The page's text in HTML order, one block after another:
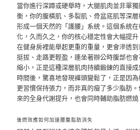
當你進行深蹲或硬舉時，大腿肌肉並非單
衡，你的腹橫肌、多裂肌、骨盆底肌等深層
形成一個天然的「護腰」系統。這個系統
化，久而久之，你的核心穩定性會大幅提
在健身房裡能舉起更重的重量，更會滲透
挺拔、走路更輕盈，連坐著辦公時腹部也
縮小，正是這種深層肌肉持續鍛鍊的直接
時間後，驚喜地發現褲頭變鬆了，正是因
更習慣保持張力，而非真的瘦了多少脂肪
來的全身代謝提升，也會同時輔助脂肪燃燒
後燃效應如何加速腰腹脂肪消失